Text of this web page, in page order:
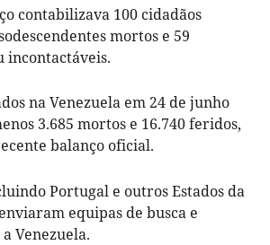
contabilizava 100 cidadãos
mortos e 59
incontactáveis.
na Venezuela em 24 de junho
3.685 mortos e 16.740 feridos,
balanço oficial.
Portugal e outros Estados da
equipas de busca e
Venezuela.